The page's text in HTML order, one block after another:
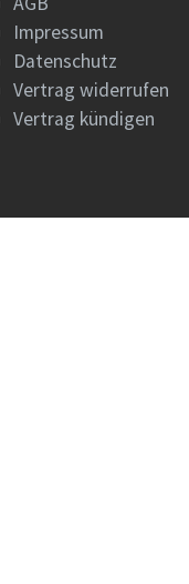
Impressum
Datenschutz
Vertrag widerrufen
Vertrag kündigen